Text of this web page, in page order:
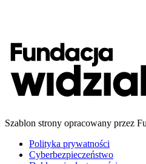
Szablon strony opracowany przez
Polityka prywatności
Cyberbezpieczeństwo